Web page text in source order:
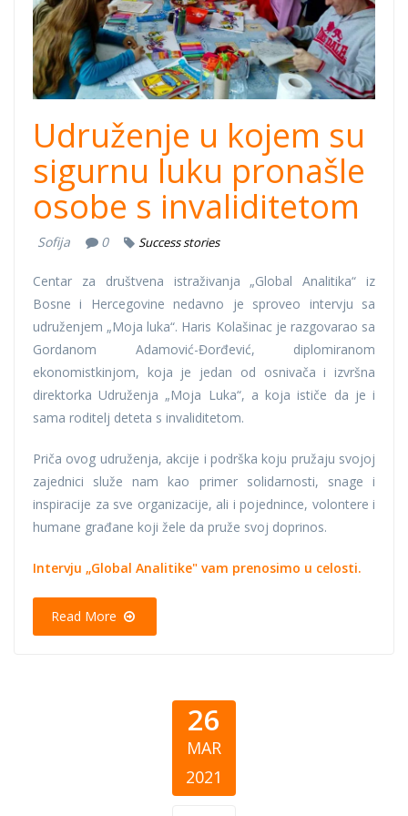
Udruženje u kojem su
sigurnu luku pronašle
osobe s invaliditetom
Sofija 0 Success stories
Centar za društvena istraživanja „Global Analitika“ iz
Bosne i Hercegovine nedavno je sproveo intervju sa
udruženjem „Moja luka“. Haris Kolašinac je razgovarao sa
Gordanom Adamović-Đorđević, diplomiranom
ekonomistkinjom, koja je jedan od osnivača i izvršna
direktorka Udruženja „Moja Luka“, a koja ističe da je i
sama roditelj deteta s invaliditetom.
Priča ovog udruženja, akcije i podrška koju pružaju svojoj
zajednici služe nam kao primer solidarnosti, snage i
inspiracije za sve organizacije, ali i pojednince, volontere i
humane građane koji žele da pruže svoj doprinos.
Intervju „Global Analitike" vam prenosimo u celosti.
Read More
26
MAR
2021